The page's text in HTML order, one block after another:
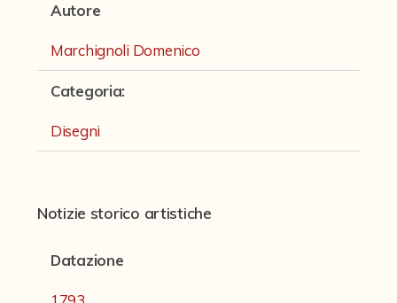
Manoscritti
Sculture
Stampe
Testi a Stampa
Il progetto Digital Humanities
Autore
Marchignoli Domenico
Categoria:
Disegni
Notizie storico artistiche
Datazione